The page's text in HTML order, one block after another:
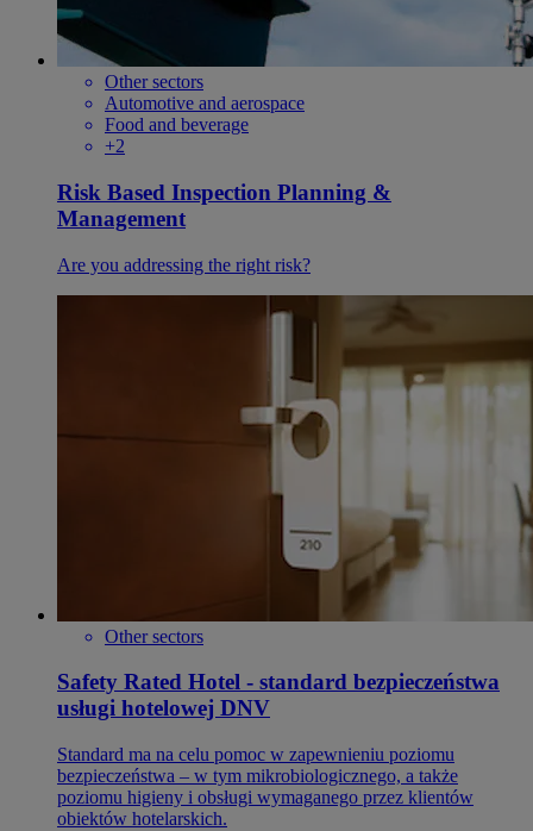
Other sectors
Automotive and aerospace
Food and beverage
+2
Risk Based Inspection Planning &
Management
Are you addressing the right risk?
Other sectors
Safety Rated Hotel - standard bezpieczeństwa
usługi hotelowej DNV
Standard ma na celu pomoc w zapewnieniu poziomu
bezpieczeństwa – w tym mikrobiologicznego, a także
poziomu higieny i obsługi wymaganego przez klientów
obiektów hotelarskich.